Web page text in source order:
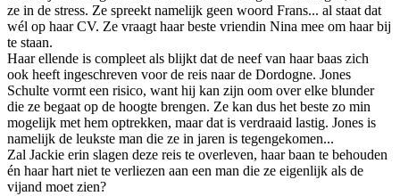
ze in de stress. Ze spreekt namelijk geen woord Frans... al staat dat
wél op haar CV. Ze vraagt haar beste vriendin Nina mee om haar bij
te staan.
Haar ellende is compleet als blijkt dat de neef van haar baas zich
ook heeft ingeschreven voor de reis naar de Dordogne. Jones
Schulte vormt een risico, want hij kan zijn oom over elke blunder
die ze begaat op de hoogte brengen. Ze kan dus het beste zo min
mogelijk met hem optrekken, maar dat is verdraaid lastig. Jones is
namelijk de leukste man die ze in jaren is tegengekomen...
Zal Jackie erin slagen deze reis te overleven, haar baan te behouden
én haar hart niet te verliezen aan een man die ze eigenlijk als de
vijand moet zien?